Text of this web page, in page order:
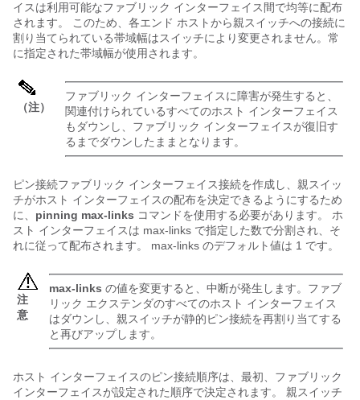
イスは利用可能なファブリック インターフェイス間で均等に配布
されます。 このため、各エンド ホストから親スイッチへの接続に
割り当てられている帯域幅はスイッチにより変更されません。常
に指定された帯域幅が使用されます。
（注）
ファブリック インターフェイスに障害が発生すると、
関連付けられているすべてのホスト インターフェイス
もダウンし、ファブリック インターフェイスが復旧す
るまでダウンしたままとなります。
ピン接続ファブリック インターフェイス接続を作成し、親スイッ
チがホスト インターフェイスの配布を決定できるようにするため
に、 pinning max-links コマンドを使用する必要があります。 ホ
スト インターフェイスは max-links で指定した数で分割され、そ
れに従って配布されます。 max-links のデフォルト値は 1 です。
注
意
max-links の値を変更すると、中断が発生します。 ファブ
リック エクステンダのすべてのホスト インターフェイス
はダウンし、親スイッチが静的ピン接続を再割り当てする
と再びアップします。
ホスト インターフェイスのピン接続順序は、最初、ファブリック
インターフェイスが設定された順序で決定されます。 親スイッチ